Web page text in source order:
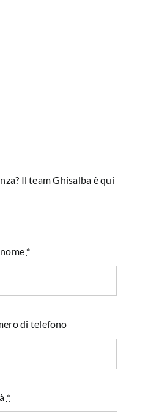
Il team Ghisalba è qui
*
di telefono
*